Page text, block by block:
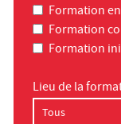
Formation
Formation
Formation
Lieu de la